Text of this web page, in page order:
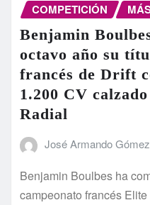
COMPETICIÓN
Benjamin
octavo año su
francés de Drift
1.200 CV
Radial
José Armando Gómez
Benjamin Boulbes ha
campeonato francés